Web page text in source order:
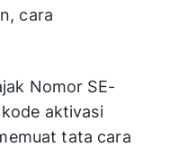
cara
Nomor SE-
aktivasi
tata cara